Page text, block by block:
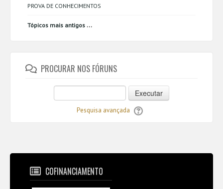
PROVA DE CONHECIMENTOS
Tópicos mais antigos ...
PROCURAR NOS FÓRUNS
Executar
Pesquisa avançada
COFINANCIAMENTO